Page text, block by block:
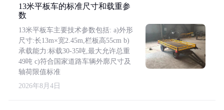
13米平板车的标准尺寸和载重参
数
13米平板车主要技术参数包括: a)外形
尺寸:长13m×宽2.45m,栏板高55cm b)
承载能力:标载30-35吨,最大允许总重
49吨 c)符合国家道路车辆外廓尺寸及
轴荷限值标准
2026年8月4日